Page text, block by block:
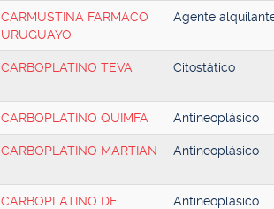
CARMUSTINA FARMACO
URUGUAYO
Agente
CARBOPLATINO TEVA Citostático
CARBOPLATINO QUIMFA Antineoplásico
CARBOPLATINO MARTIAN Antineoplásico
CARBOPLATINO DF Antineoplásico